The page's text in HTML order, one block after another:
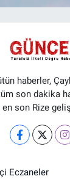
haberler,
son dakika
en son Rize
Eczaneler